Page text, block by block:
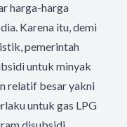
harga-harga
Karena itu, demi
pemerintah
untuk minyak
relatif besar yakni
untuk gas LPG